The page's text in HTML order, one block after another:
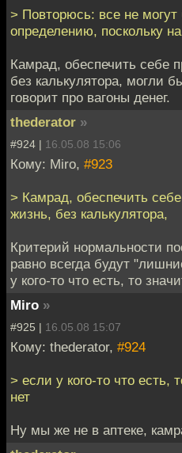
> Повторюсь: все не
определению, поскольку
Камрад, обеспечить себе
без калькулятора, могли
говорит про вагоны денег.
thederator »
#924 | 16.05.08 15:06
Кому: Miro, #923
> Камрад, обеспечить
жизнь, без калькулятора,
Критерий нормальности
равно всегда будут
у кого-то что есть, то
Miro »
#925 | 16.05.08 15:07
Кому: thederator, #924
> если у кого-то что есть,
нет
Ну мы же не в аптеке,